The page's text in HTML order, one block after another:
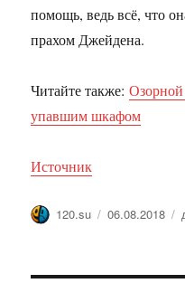
помощь, ведь всё, что
прахом Джейдена.
Читайте также:Озорной
упавшим шкафом
Источник
Автор
120.su Опубликовано
06.08.2018